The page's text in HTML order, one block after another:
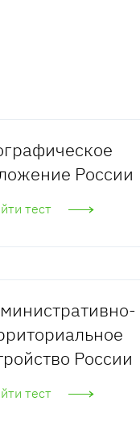
России
тест
России
тест